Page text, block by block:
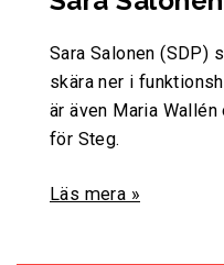
Sara Salonen (SDP)
skära ner i
är även Maria
för Steg.
Läs mera »